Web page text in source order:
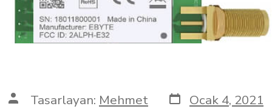
Tasarlayan: Mehmet
Ocak 4, 2021